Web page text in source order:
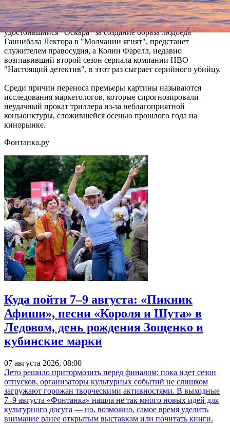
на покой судебного психиатра (Хопкинс), который
оказывается втянутым в охоту на изощренного маньяка
(Фарелл). Ирония заключается в том, что Хопкинс,
удостоившийся "Оскара" за создание образа людоеда
Ганнибала Лектора в "Молчании ягнят", предстанет
служителем правосудия, а Колин Фарелл, недавно
возглавивший второй сезон сериала компании HBO
"Настоящий детектив", в этот раз сыграет серийного убийцу.
Среди причин переноса премьеры картины называются
исследования маркетологов, которые спрогнозировали
неудачный прокат триллера из-за неблагоприятной
конъюнктуры, сложившейся осенью прошлого года на
кинорынке.
Фонтанка.ру
Куда пойти 7–9 августа: «Пикник
Афиши», песни «Короля и Шута» в
Ледовом, день рождения Зощенко и
кубинские марки
07 августа 2026, 08:00
Лето решило притормозить перед финалом: пока идет сезон
отпусков, организаторы культурных событий не слишком
загружают горожан творческими активностями. В выходные
7–9 августа «Фонтанка» нашла не так много новых идей для
культурного досуга — но, возможно, самое время уделить
внимание ранее открытым выставкам или почитать книги.